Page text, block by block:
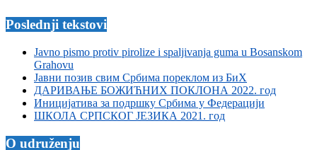
Poslednji tekstovi
Javno pismo protiv pirolize i spaljivanja guma u Bosanskom
Grahovu
Јавни позив свим Србима пореклом из БиХ
ДАРИВАЊЕ БОЖИЋНИХ ПОКЛОНА 2022. год
Иницијатива за подршку Србима у Федерацији
ШКОЛА СРПСКОГ ЈЕЗИКА 2021. год
O udruženju